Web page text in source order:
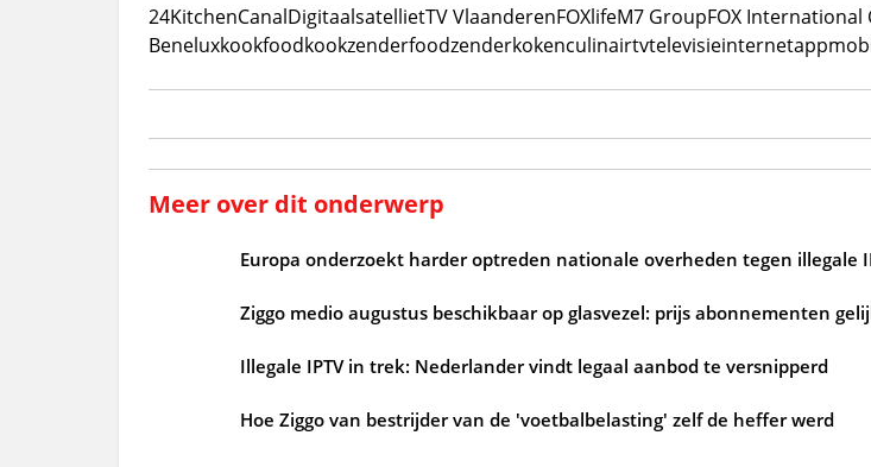
24KitchenCanalDigitaalsatellietTV VlaanderenFOXlifeM7 GroupFOX International
Beneluxkookfoodkookzenderfoodzenderkokenculinairtvtelevisieinternetapp
Meer over dit onderwerp
Europa onderzoekt harder optreden nationale overheden tegen illegale
Ziggo medio augustus beschikbaar op glasvezel: prijs abonnementen
Illegale IPTV in trek: Nederlander vindt legaal aanbod te versnipperd
Hoe Ziggo van bestrijder van de 'voetbalbelasting' zelf de heffer werd